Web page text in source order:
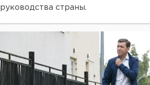
руководства страны.